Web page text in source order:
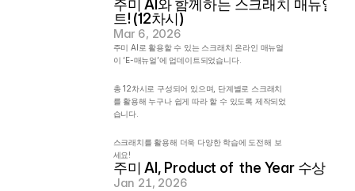
주미 AI와 함께하는 스크래치 매뉴얼
트! (12차시)
Mar 6, 2026
주미 AI로 활용할 수 있는 스크래치 온라인 매뉴얼
총 12차시로 구성되어 있으며, 단계별로 스크래치
를 활용해 누구나 쉽게 따라 할 수 있도록 제작되었
습니다.
스크래치를 활용해 더욱 다양한 학습에 도전해 보
세요!
주미 AI, Product of  the Year 수상
Jan 21, 2026